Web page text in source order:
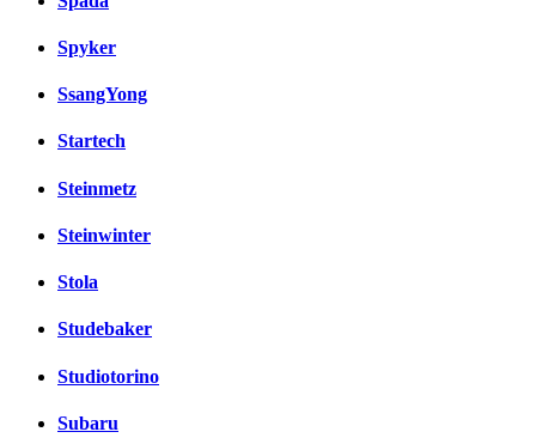
Spyker
SsangYong
Startech
Steinmetz
Steinwinter
Stola
Studebaker
Studiotorino
Subaru